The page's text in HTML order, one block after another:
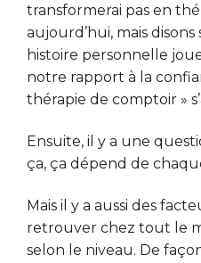
transformerai pas en
aujourd’hui, mais
histoire personnelle
notre rapport à la
thérapie de comptoir »
Ensuite, il y a une
ça, ça dépend de
Mais il y a aussi des
retrouver chez tout le
selon le niveau. De